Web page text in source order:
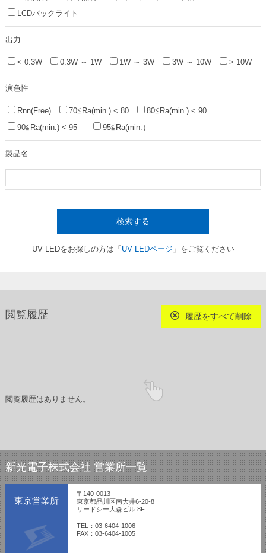
LCDバックライト
出力
< 0.3W 0.3W ～ 1W 1W ～ 3W 3W ～ 10W > 10W
演色性
Rnn(Free) 70≦Ra(min.) < 80
80≦Ra(min.) < 90
90≦Ra(min.) < 95
95≦Ra(min.）
製品名
検索する
UV LEDをお探しの方は「 UV LEDページ 」をご覧ください
閲覧履歴 履歴をすべて削除
閲覧履歴はありません。
新光電子株式会社 営業所一覧
東京営業所
〒140-0013
東京都品川区南大井6-20-8
リードシー大森ビル 8F
TEL：03-6404-1006
FAX：03-6404-1005